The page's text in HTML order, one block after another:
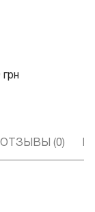
ОТЗЫВЫ (0)